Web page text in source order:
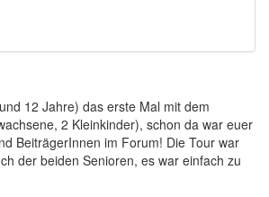
12 Jahre) das erste Mal mit dem
2 Kleinkinder), schon da war euer
BeiträgerInnen im Forum! Die Tour war
der beiden Senioren, es war einfach zu